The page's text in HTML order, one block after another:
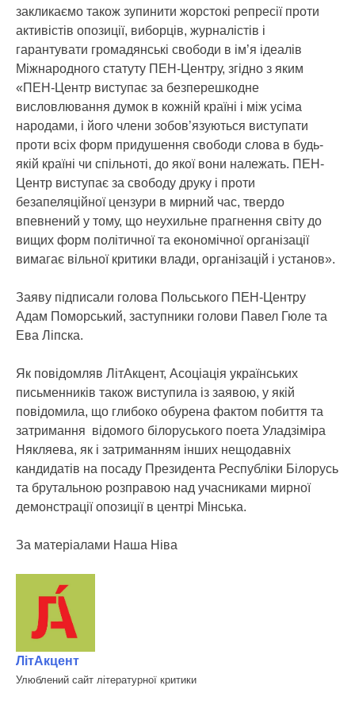
закликаємо також зупинити жорстокі репресії проти
активістів опозиції, виборців, журналістів і
гарантувати громадянські свободи в ім’я ідеалів
Міжнародного статуту ПЕН-Центру, згідно з яким
«ПЕН-Центр виступає за безперешкодне
висловлювання думок в кожній країні і між усіма
народами, і його члени зобов’язуються виступати
проти всіх форм придушення свободи слова в будь-
якій країні чи спільноті, до якої вони належать. ПЕН-
Центр виступає за свободу друку і проти
безапеляційної цензури в мирний час, твердо
впевнений у тому, що неухильне прагнення світу до
вищих форм політичної та економічної організації
вимагає вільної критики влади, організацій і установ».
Заяву підписали голова Польського ПЕН-Центру
Адам Поморський, заступники голови Павел Гюле та
Ева Ліпска.
Як повідомляв ЛітАкцент, Асоціація українських
письменників також виступила із заявою, у якій
повідомила, що глибоко обурена фактом побиття та
затримання відомого білоруського поета Уладзіміра
Някляева, як і затриманням інших нещодавніх
кандидатів на посаду Президента Республіки Білорусь
та брутальною розправою над учасниками мирної
демонстрації опозиції в центрі Мінська.
За матеріалами Наша Ніва
ЛітАкцент
Улюблений сайт літературної критики